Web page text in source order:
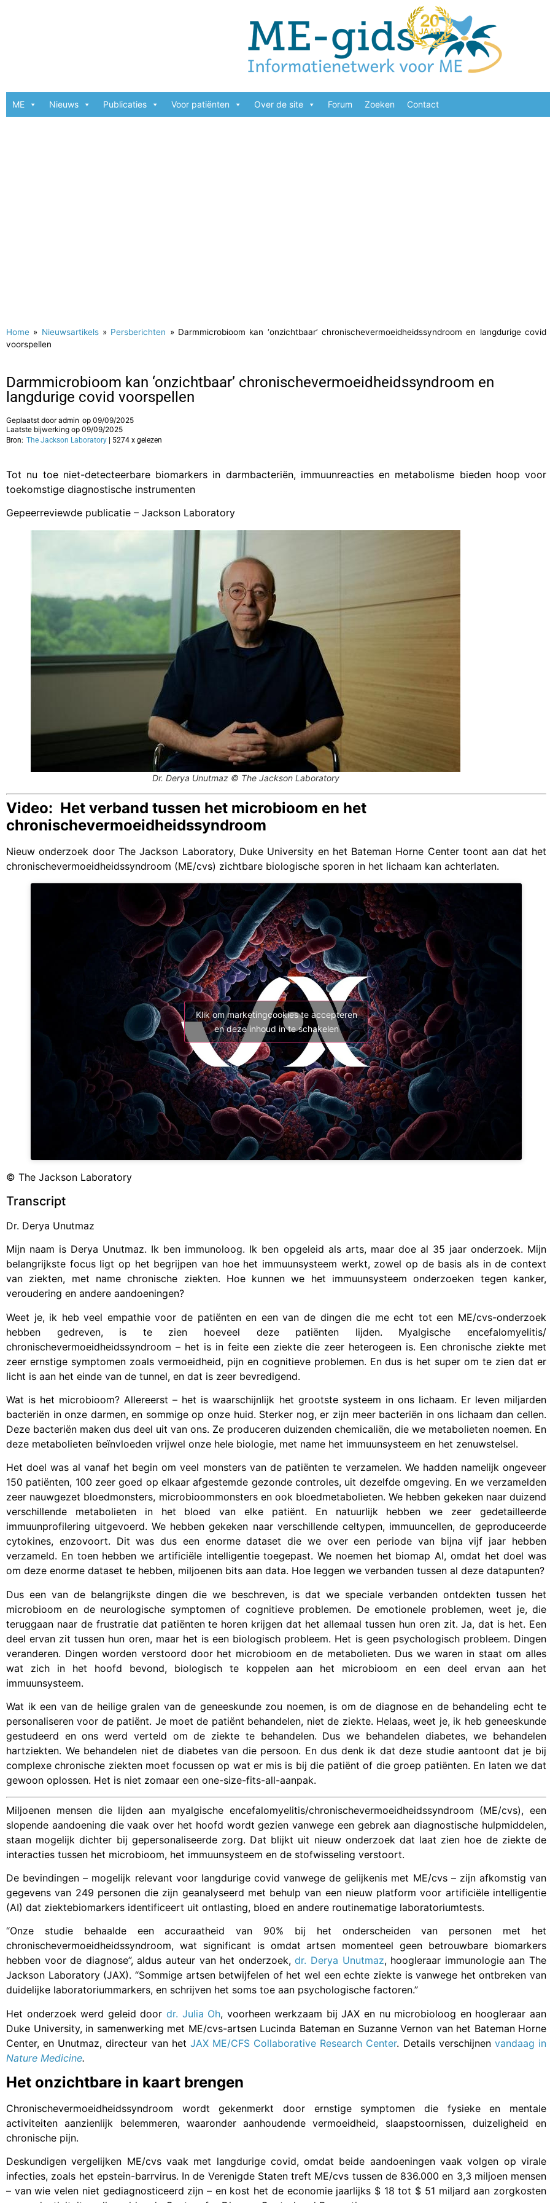
ME Nieuws Publicaties Voor patiënten Over de site Forum Zoeken Contact
Home » Nieuwsartikels» Persberichten » Darmmicrobioom kan ‘onzichtbaar’ chronischevermoeidheidssyndroom en langdurige covid
voorspellen
Darmmicrobioom kan ‘onzichtbaar’ chronischevermoeidheidssyndroom en
langdurige covid voorspellen
Geplaatst dooradmin op 09/09/2025
Laatste bijwerking op 09/09/2025
Bron: The Jackson Laboratory | 5274 x gelezen
Tot nu toe niet-detecteerbare biomarkers in darmbacteriën, immuunreacties en metabolisme bieden hoop voor
toekomstige diagnostische instrumenten
Gepeerreviewde publicatie – Jackson Laboratory
Dr. Derya Unutmaz © The Jackson Laboratory
Video: Het verband tussen het microbioom en het
chronischevermoeidheidssyndroom
Nieuw onderzoek door The Jackson Laboratory, Duke University en het Bateman Horne Center toont aan dat het
chronischevermoeidheidssyndroom (ME/cvs) zichtbare biologische sporen in het lichaam kan achterlaten.
Klik om marketingcookies te accepteren
en deze inhoud in te schakelen
© The Jackson Laboratory
Transcript
Dr. Derya Unutmaz
Mijn naam is Derya Unutmaz. Ik ben immunoloog. Ik ben opgeleid als arts, maar doe al 35 jaar onderzoek. Mijn
belangrijkste focus ligt op het begrijpen van hoe het immuunsysteem werkt, zowel op de basis als in de context
van ziekten, met name chronische ziekten. Hoe kunnen we het immuunsysteem onderzoeken tegen kanker,
veroudering en andere aandoeningen?
Weet je, ik heb veel empathie voor de patiënten en een van de dingen die me echt tot een ME/cvs-onderzoek
hebben gedreven, is te zien hoeveel deze patiënten lijden. Myalgische encefalomyelitis/
chronischevermoeidheidssyndroom – het is in feite een ziekte die zeer heterogeen is. Een chronische ziekte met
zeer ernstige symptomen zoals vermoeidheid, pijn en cognitieve problemen. En dus is het super om te zien dat er
licht is aan het einde van de tunnel, en dat is zeer bevredigend.
Wat is het microbioom? Allereerst – het is waarschijnlijk het grootste systeem in ons lichaam. Er leven miljarden
bacteriën in onze darmen, en sommige op onze huid. Sterker nog, er zijn meer bacteriën in ons lichaam dan cellen.
Deze bacteriën maken dus deel uit van ons. Ze produceren duizenden chemicaliën, die we metabolieten noemen. En
deze metabolieten beïnvloeden vrijwel onze hele biologie, met name het immuunsysteem en het zenuwstelsel.
Het doel was al vanaf het begin om veel monsters van de patiënten te verzamelen. We hadden namelijk ongeveer
150 patiënten, 100 zeer goed op elkaar afgestemde gezonde controles, uit dezelfde omgeving. En we verzamelden
zeer nauwgezet bloedmonsters, microbioommonsters en ook bloedmetabolieten. We hebben gekeken naar duizend
verschillende metabolieten in het bloed van elke patiënt. En natuurlijk hebben we zeer gedetailleerde
immuunprofilering uitgevoerd. We hebben gekeken naar verschillende celtypen, immuuncellen, de geproduceerde
cytokines, enzovoort. Dit was dus een enorme dataset die we over een periode van bijna vijf jaar hebben
verzameld. En toen hebben we artificiële intelligentie toegepast. We noemen het biomap AI, omdat het doel was
om deze enorme dataset te hebben, miljoenen bits aan data. Hoe leggen we verbanden tussen al deze datapunten?
Dus een van de belangrijkste dingen die we beschreven, is dat we speciale verbanden ontdekten tussen het
microbioom en de neurologische symptomen of cognitieve problemen. De emotionele problemen, weet je, die
teruggaan naar de frustratie dat patiënten te horen krijgen dat het allemaal tussen hun oren zit. Ja, dat is het. Een
deel ervan zit tussen hun oren, maar het is een biologisch probleem. Het is geen psychologisch probleem. Dingen
veranderen. Dingen worden verstoord door het microbioom en de metabolieten. Dus we waren in staat om alles
wat zich in het hoofd bevond, biologisch te koppelen aan het microbioom en een deel ervan aan het
immuunsysteem.
Wat ik een van de heilige gralen van de geneeskunde zou noemen, is om de diagnose en de behandeling echt te
personaliseren voor de patiënt. Je moet de patiënt behandelen, niet de ziekte. Helaas, weet je, ik heb geneeskunde
gestudeerd en ons werd verteld om de ziekte te behandelen. Dus we behandelen diabetes, we behandelen
hartziekten. We behandelen niet de diabetes van die persoon. En dus denk ik dat deze studie aantoont dat je bij
complexe chronische ziekten moet focussen op wat er mis is bij die patiënt of die groep patiënten. En laten we dat
gewoon oplossen. Het is niet zomaar een one-size-fits-all-aanpak.
Miljoenen mensen die lijden aan myalgische encefalomyelitis/chronischevermoeidheidssyndroom (ME/cvs), een
slopende aandoening die vaak over het hoofd wordt gezien vanwege een gebrek aan diagnostische hulpmiddelen,
staan mogelijk dichter bij gepersonaliseerde zorg. Dat blijkt uit nieuw onderzoek dat laat zien hoe de ziekte de
interacties tussen het microbioom, het immuunsysteem en de stofwisseling verstoort.
De bevindingen – mogelijk relevant voor langdurige covid vanwege de gelijkenis met ME/cvs – zijn afkomstig van
gegevens van 249 personen die zijn geanalyseerd met behulp van een nieuw platform voor artificiële intelligentie
(AI) dat ziektebiomarkers identificeert uit ontlasting, bloed en andere routinematige laboratoriumtests.
“Onze studie behaalde een accuraatheid van 90% bij het onderscheiden van personen met het
chronischevermoeidheidssyndroom, wat significant is omdat artsen momenteel geen betrouwbare biomarkers
hebben voor de diagnose”, aldus auteur van het onderzoek,dr. Derya Unutmaz, hoogleraar immunologie aan The
Jackson Laboratory (JAX). “Sommige artsen betwijfelen of het wel een echte ziekte is vanwege het ontbreken van
duidelijke laboratoriummarkers, en schrijven het soms toe aan psychologische factoren.”
Het onderzoek werd geleid door dr. Julia Oh, voorheen werkzaam bij JAX en nu microbioloog en hoogleraar aan
Duke University, in samenwerking met ME/cvs-artsen Lucinda Bateman en Suzanne Vernon van het Bateman Horne
Center, en Unutmaz, directeur van het JAX ME/CFS Collaborative Research Center. Details verschijnen vandaag in
Nature Medicine.
Het onzichtbare in kaart brengen
Chronischevermoeidheidssyndroom wordt gekenmerkt door ernstige symptomen die fysieke en mentale
activiteiten aanzienlijk belemmeren, waaronder aanhoudende vermoeidheid, slaapstoornissen, duizeligheid en
chronische pijn.
Deskundigen vergelijken ME/cvs vaak met langdurige covid, omdat beide aandoeningen vaak volgen op virale
infecties, zoals het epstein-barrvirus. In de Verenigde Staten treft ME/cvs tussen de 836.000 en 3,3 miljoen mensen
– van wie velen niet gediagnosticeerd zijn – en kost het de economie jaarlijks $ 18 tot $ 51 miljard aan zorgkosten